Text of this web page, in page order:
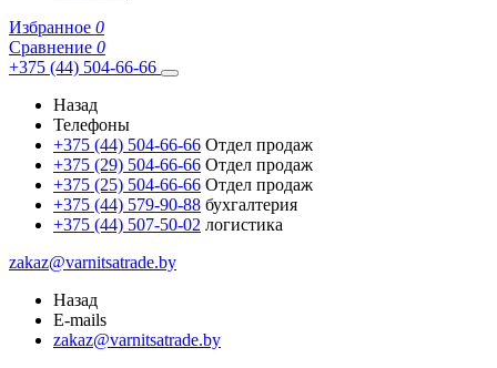
Избранное 0
Сравнение 0
+375 (44) 504-66-66
Назад
Телефоны
+375 (44) 504-66-66 Отдел продаж
+375 (29) 504-66-66 Отдел продаж
+375 (25) 504-66-66 Отдел продаж
+375 (44) 579-90-88 бухгалтерия
+375 (44) 507-50-02 логистика
zakaz@varnitsatrade.by
Назад
E-mails
zakaz@varnitsatrade.by